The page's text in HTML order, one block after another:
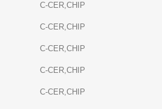
C-CER,CHIP
C-CER,CHIP
C-CER,CHIP
C-CER,CHIP
C-CER,CHIP